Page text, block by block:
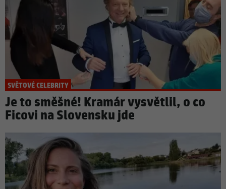
SVĚTOVÉ CELEBRITY
Je to směšné! Kramár vysvětlil, o co
Ficovi na Slovensku jde